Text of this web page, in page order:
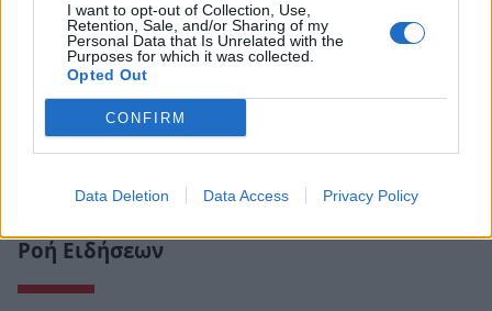
I want to opt-out of Collection, Use,
Retention, Sale, and/or Sharing of my
Personal Data that Is Unrelated with the
Purposes for which it was collected.
Opted Out
CONFIRM
Data Deletion Data Access Privacy Policy
Ροή Ειδήσεων